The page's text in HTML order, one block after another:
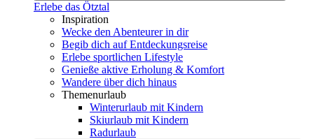
Erlebe das Ötztal
Inspiration
Wecke den Abenteurer in dir
Begib dich auf Entdeckungsreise
Erlebe sportlichen Lifestyle
Genieße aktive Erholung & Komfort
Wandere über dich hinaus
Themenurlaub
Winterurlaub mit Kindern
Skiurlaub mit Kindern
Radurlaub